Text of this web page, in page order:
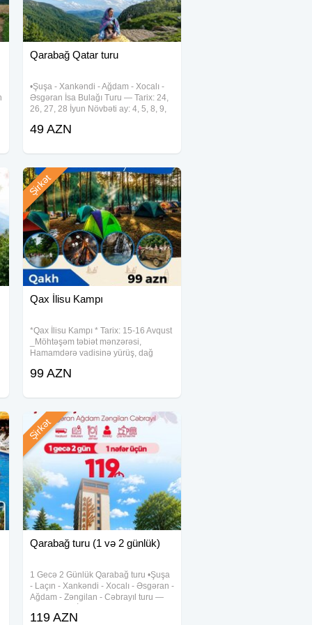
Qarabağ Qatar turu
•Şuşa - Xankəndi - Ağdam - Xocalı -
Əsgəran İsa Bulağı Turu — Tarix: 24,
26, 27, 28 İyun Növbəti ay: 4, 5, 8, 9,
29, 30 İyul — Qiymət: •Ekonom paket:
49 AZN
Qax İlisu Kampı
*Qax İlisu Kampı * Tarix: 15-16 Avqust
_Möhtəşəm təbiət mənzərəsi,
Hamamdərə vadisinə yürüş, dağ
musiqi, maraqlı dostlar, termal
oyunlar
Şirkət
99 AZN
Qarabağ turu (1 və 2 günlük)
1 Gecə 2 Günlük Qarabağ turu •Şuşa
- Laçın - Xankəndi - Xocalı - Əsgəran -
Ağdam - Zəngilan - Cəbrayıl turu —
12-13, 15-16, 19-20, 22-23 Avqust —
Şirkət
119 AZN